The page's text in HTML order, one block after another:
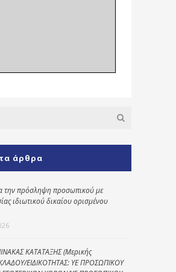
άρθρα
την πρόσληψη προσωπικού με
ιδιωτικού δικαίου ορισμένου
ΚΑΤΑΤΑΞΗΣ (Μερικής
ΕΙΔΙΚΟΤΗΤΑΣ: ΥΕ ΠΡΟΣΩΠΙΚΟΥ